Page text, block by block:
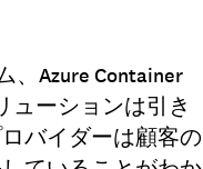
Azure Container
ューションは引き
バイダーは顧客の